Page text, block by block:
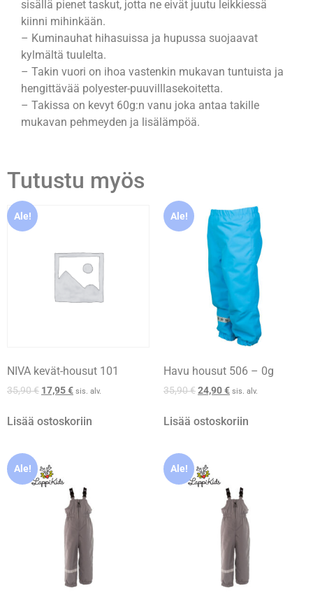
sisällä pienet taskut, jotta ne eivät juutu leikkiessä
kiinni mihinkään.
– Kuminauhat hihasuissa ja hupussa suojaavat
kylmältä tuulelta.
– Takin vuori on ihoa vastenkin mukavan tuntuista ja
hengittävää polyester-puuvilllasekoitetta.
– Takissa on kevyt 60g:n vanu joka antaa takille
mukavan pehmeyden ja lisälämpöä.
Tutustu myös
Ale!
NIVA kevät-housut 101
35,90€ 17,95€ sis. alv.
Lisää ostoskoriin
Ale!
Havu housut 506 – 0g
35,90€24,90€ sis. alv.
Lisää ostoskoriin
Ale! Ale!